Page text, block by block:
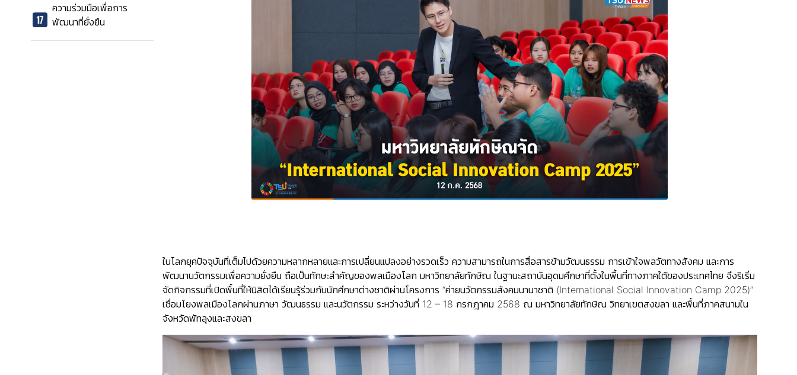
ความร่วมมือเพื่อการ
พัฒนาที่ยั่งยืน
ในโลกยุคปัจจุบันที่เต็มไปด้วยความหลากหลายและการเปลี่ยนแปลงอย่างรวดเร็ว ความสามารถในการสื่อสารข้ามวัฒนธรรม การเข้าใจพลวัตทางสังคม และการ
พัฒนานวัตกรรมเพื่อความยั่งยืน ถือเป็นทักษะสำคัญของพลเมืองโลก มหาวิทยาลัยทักษิณ ในฐานะสถาบันอุดมศึกษาที่ตั้งในพื้นที่ทางภาคใต้ของประเทศไทย จึงริเริ่ม
จัดกิจกรรมที่เปิดพื้นที่ให้นิสิตได้เรียนรู้ร่วมกับนักศึกษาต่างชาติผ่านโครงการ “ค่ายนวัตกรรมสังคมนานาชาติ (International Social Innovation Camp 2025)”
เชื่อมโยงพลเมืองโลกผ่านภาษา วัฒนธรรม และนวัตกรรม ระหว่างวันที่ 12 – 18 กรกฎาคม 2568 ณ มหาวิทยาลัยทักษิณ วิทยาเขตสงขลา และพื้นที่ภาคสนามใน
จังหวัดพัทลุงและสงขลา